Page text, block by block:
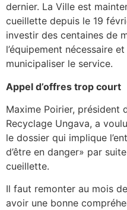
dernier. La Ville est
cueillette depuis le 19
investir des centaines de
l’équipement nécessaire
municipaliser le service.
Appel d’offres trop court
Maxime Poirier, président
Recyclage Ungava, a
le dossier qui implique
d’être en danger» par
cueillette.
Il faut remonter au mois
avoir une bonne